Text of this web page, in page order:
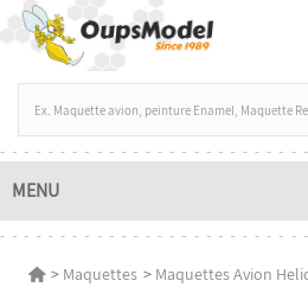
MENU
> Maquettes > Maquettes Avion